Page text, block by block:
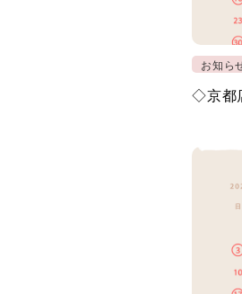
お知ら
◇京都